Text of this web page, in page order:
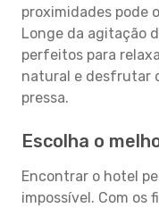
proximidades pode
Longe da agitação
perfeitos para
natural e desfrutar
pressa.
Escolha o
Encontrar o hotel
impossível. Com os